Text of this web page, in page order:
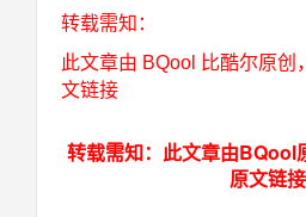
转载需知：
此文章由 BQool 比酷尔原创
文链接
转载需知：此文章由BQool
原文链接